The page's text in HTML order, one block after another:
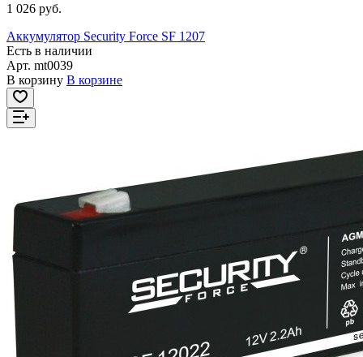
1 026 руб.
Аккумулятор Security Force SF 1207
Есть в наличии
Арт. mt0039
В корзину В корзине